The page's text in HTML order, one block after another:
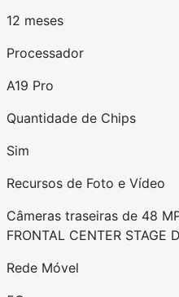
12 meses
Processador
A19 Pro
Quantidade de Chips
Sim
Recursos de Foto e Vídeo
Câmeras traseiras de 48
FRONTAL CENTER STAGE
Rede Móvel